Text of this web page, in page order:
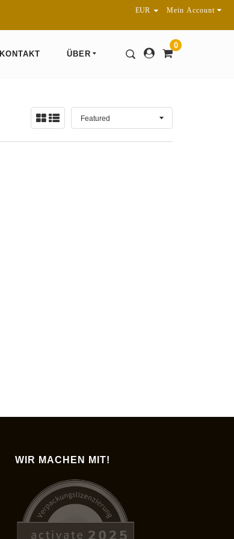
Mein Account
0
KONTAKT ÜBER
Ansicht:
WIR MACHEN MIT!